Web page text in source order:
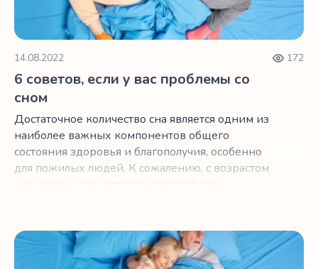
14.08.2022 172
6 советов, если у вас проблемы со
сном
Достаточное количество сна является одним из
наиболее важных компонентов общего
состояния здоровья и благополучия, особенно
для пожилых людей. К сожалению, с возрастом
Как использование дневника сна может помочь вам